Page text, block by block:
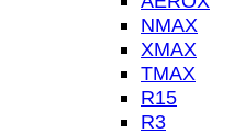
NMAX
XMAX
TMAX
R15
R3